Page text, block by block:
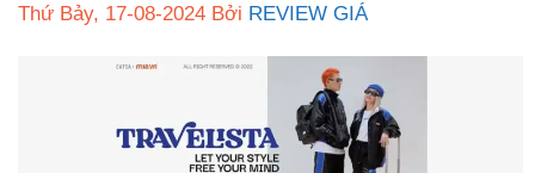
Thứ Bảy, 17-08-2024 Bởi REVIEW GIÁ